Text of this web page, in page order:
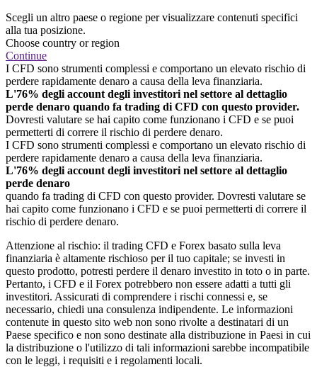
Scegli un altro paese o regione per visualizzare contenuti specifici
alla tua posizione.
Choose country or region
Continue
I CFD sono strumenti complessi e comportano un elevato rischio di
perdere rapidamente denaro a causa della leva finanziaria.
L'76% degli account degli investitori nel settore al dettaglio
perde denaro quando fa trading di CFD con questo provider.
Dovresti valutare se hai capito come funzionano i CFD e se puoi
permetterti di correre il rischio di perdere denaro.
I CFD sono strumenti complessi e comportano un elevato rischio di
perdere rapidamente denaro a causa della leva finanziaria.
L'76% degli account degli investitori nel settore al dettaglio
perde denaro
quando fa trading di CFD con questo provider. Dovresti valutare se
hai capito come funzionano i CFD e se puoi permetterti di correre il
rischio di perdere denaro.
Attenzione al rischio: il trading CFD e Forex basato sulla leva
finanziaria è altamente rischioso per il tuo capitale; se investi in
questo prodotto, potresti perdere il denaro investito in toto o in parte.
Pertanto, i CFD e il Forex potrebbero non essere adatti a tutti gli
investitori. Assicurati di comprendere i rischi connessi e, se
necessario, chiedi una consulenza indipendente. Le informazioni
contenute in questo sito web non sono rivolte a destinatari di un
Paese specifico e non sono destinate alla distribuzione in Paesi in cui
la distribuzione o l'utilizzo di tali informazioni sarebbe incompatibile
con le leggi, i requisiti e i regolamenti locali.